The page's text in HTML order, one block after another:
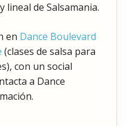
lineal de Salsamania.
en Dance Boulevard
(clases de salsa para
con un social
a Dance